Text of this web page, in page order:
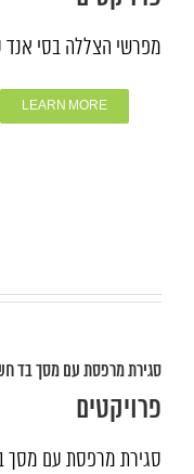
מפרשי הצללה בסי אנד
LEARN MORE
סגירת מרפסת עם מסך בד
פרויקטים
סגירת מרפסת עם מסך